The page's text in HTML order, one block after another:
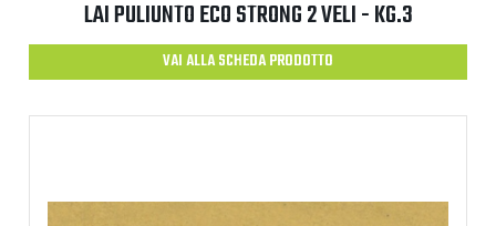
LAI PULIUNTO ECO STRONG 2 VELI - KG.3
VAI ALLA SCHEDA PRODOTTO